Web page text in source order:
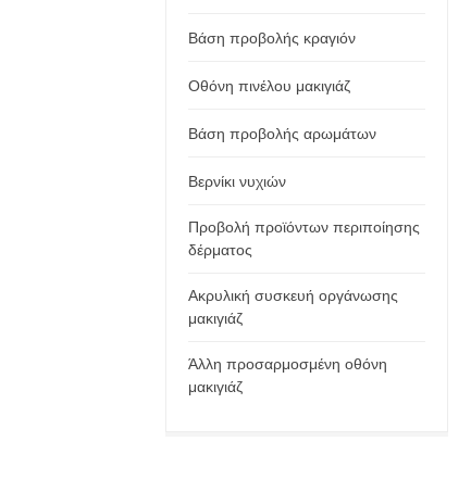
Βάση προβολής κραγιόν
Οθόνη πινέλου μακιγιάζ
Βάση προβολής αρωμάτων
Βερνίκι νυχιών
Προβολή προϊόντων περιποίησης
δέρματος
Ακρυλική συσκευή οργάνωσης
μακιγιάζ
Άλλη προσαρμοσμένη οθόνη
μακιγιάζ